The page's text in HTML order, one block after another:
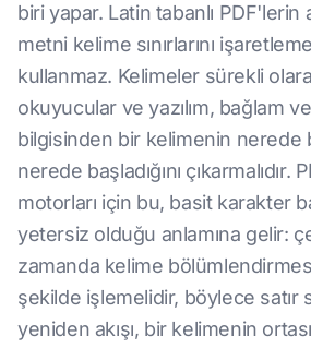
biri yapar. Latin tabanlı
metni kelime sınırlarını
kullanmaz. Kelimeler sürekli
okuyucular ve yazılım, bağlam
bilgisinden bir kelimenin nerede
nerede başladığını çıkarmalıdır.
motorları için bu, basit karakter
yetersiz olduğu anlamına gelir:
zamanda kelime
şekilde işlemelidir, böylece satır
yeniden akışı, bir kelimenin